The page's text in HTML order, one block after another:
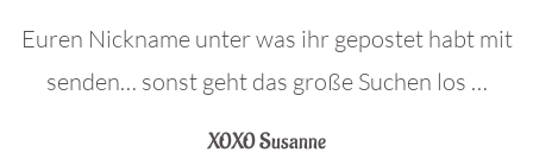
Euren Nickname unter was ihr gepostet habt mit
senden… sonst geht das große Suchen los …
XOXO Susanne